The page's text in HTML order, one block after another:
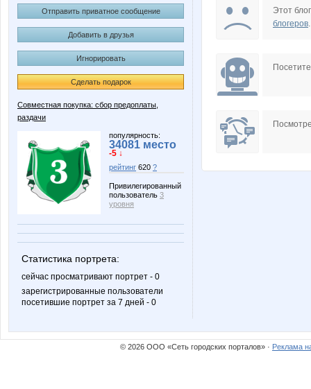
Отправить приватное сообщение
Добавить в друзья
Игнорировать
Сделать подарок
Совместная покупка: сбор предоплаты,
раздачи
популярность:
34081 место
-5 ↓
рейтинг 620 ?
Привилегированный
пользователь 3
уровня
Статистика портрета:
сейчас просматривают портрет - 0
зарегистрированные пользователи
посетившие портрет за 7 дней - 0
solomal
Майя ***
Этот
блогеров.
© 2026 ООО «Сеть городских порталов» · Реклама